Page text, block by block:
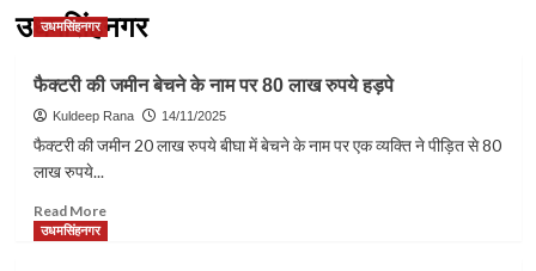
उधमसिंहनगर
उधमसिंहनगर
फैक्टरी की जमीन बेचने के नाम पर 80 लाख रुपये हड़पे
Kuldeep Rana 14/11/2025
फैक्टरी की जमीन 20 लाख रुपये बीघा में बेचने के नाम पर एक व्यक्ति ने पीड़ित से 80
लाख रुपये...
Read MoreRead
उधमसिंहनगर